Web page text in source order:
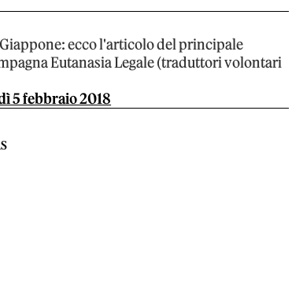
ecco l'articolo del principale
Eutanasia Legale (traduttori volontari
5 febbraio 2018